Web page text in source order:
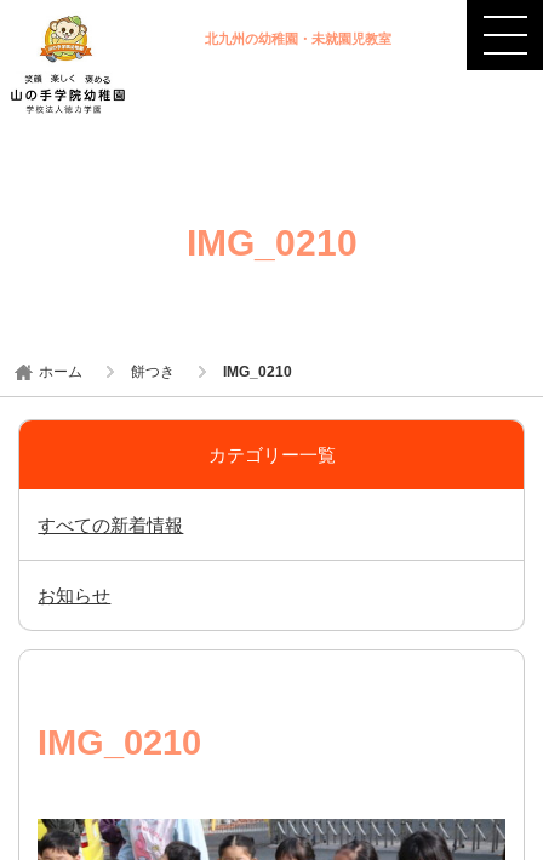
北九州の幼稚園・未就園児教室
IMG_0210
ホーム 餅つき IMG_0210
カテゴリー一覧
すべての新着情報
お知らせ
IMG_0210